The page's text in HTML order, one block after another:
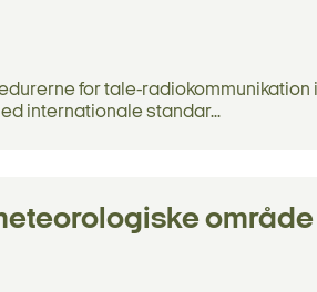
for tale-radiokommunikation
internationale standar...